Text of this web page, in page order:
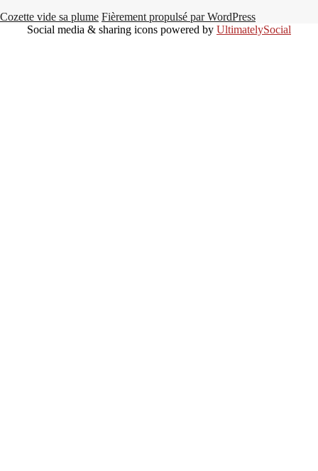
Cozette vide sa plume Fièrement propulsé par WordPress
Social media & sharing icons powered by UltimatelySocial